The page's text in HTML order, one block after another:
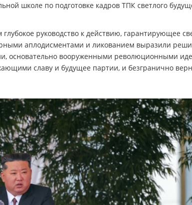
школе по подготовке кадров ТПК светлого
руководство к действию, гарантирующее
аплодисментами и ликованием выразили
основательно вооруженными революционными
славу и будущее партии, и безгранично